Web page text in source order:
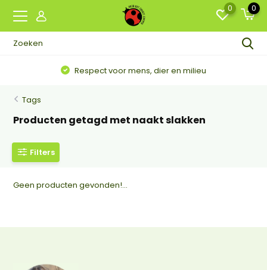
0 0
Respect voor mens, dier en milieu
Tags
Producten getagd met naakt slakken
Filters
Geen producten gevonden!...